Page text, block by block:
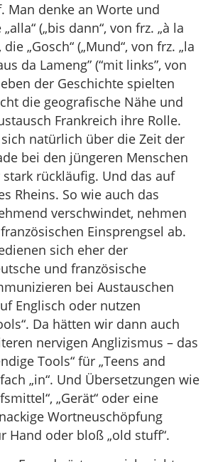
Man denke an Worte und
(„bis dann“, von frz. „à la
„Gosch“ („Mund“, von frz. „la
da Lameng” (“mit links”, von
der Geschichte spielten
die geografische Nähe und
Frankreich ihre Rolle.
natürlich über die Zeit der
bei den jüngeren Menschen
rückläufig. Und das auf
Rheins. So wie auch das
verschwindet, nehmen
Einsprengsel ab.
sich eher der
und französische
bei Austauschen
Englisch oder nutzen
Da hätten wir dann auch
nervigen Anglizismus – das
Tools“ für „Teens and
„in“. Und Übersetzungen wie
„Gerät“ oder eine
Wortneuschöpfung
Hand oder bloß „old stuff“.